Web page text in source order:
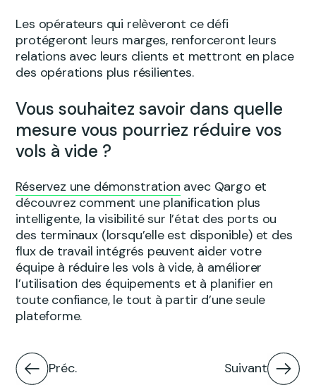
Les opérateurs qui relèveront ce défi
protégeront leurs marges, renforceront leurs
relations avec leurs clients et mettront en place
des opérations plus résilientes.
Vous souhaitez savoir dans quelle
mesure vous pourriez réduire vos
vols à vide ?
Réservez une démonstration avec Qargo et
découvrez comment une planification plus
intelligente, la visibilité sur l’état des ports ou
des terminaux (lorsqu’elle est disponible) et des
flux de travail intégrés peuvent aider votre
équipe à réduire les vols à vide, à améliorer
l’utilisation des équipements et à planifier en
toute confiance, le tout à partir d’une seule
plateforme.
Préc. Suivant